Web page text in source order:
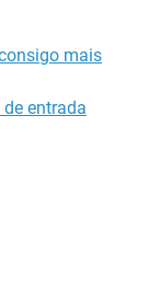
mais
entrada